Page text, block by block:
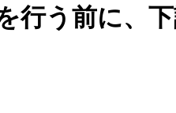
行う前に、